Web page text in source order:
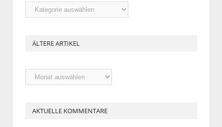
Rubriken
ÄLTERE ARTIKEL
Ältere
Artikel
AKTUELLE KOMMENTARE